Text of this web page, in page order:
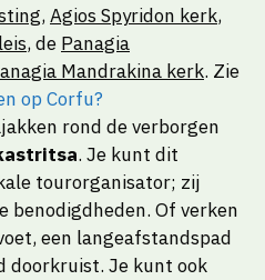
, Agios Spyridon kerk,
, de Panagia
Mandrakina kerk. Zie
op Corfu?
rond de verborgen
. Je kunt dit
tourorganisator; zij
benodigdheden. Of verken
een langeafstandspad
doorkruist. Je kunt ook